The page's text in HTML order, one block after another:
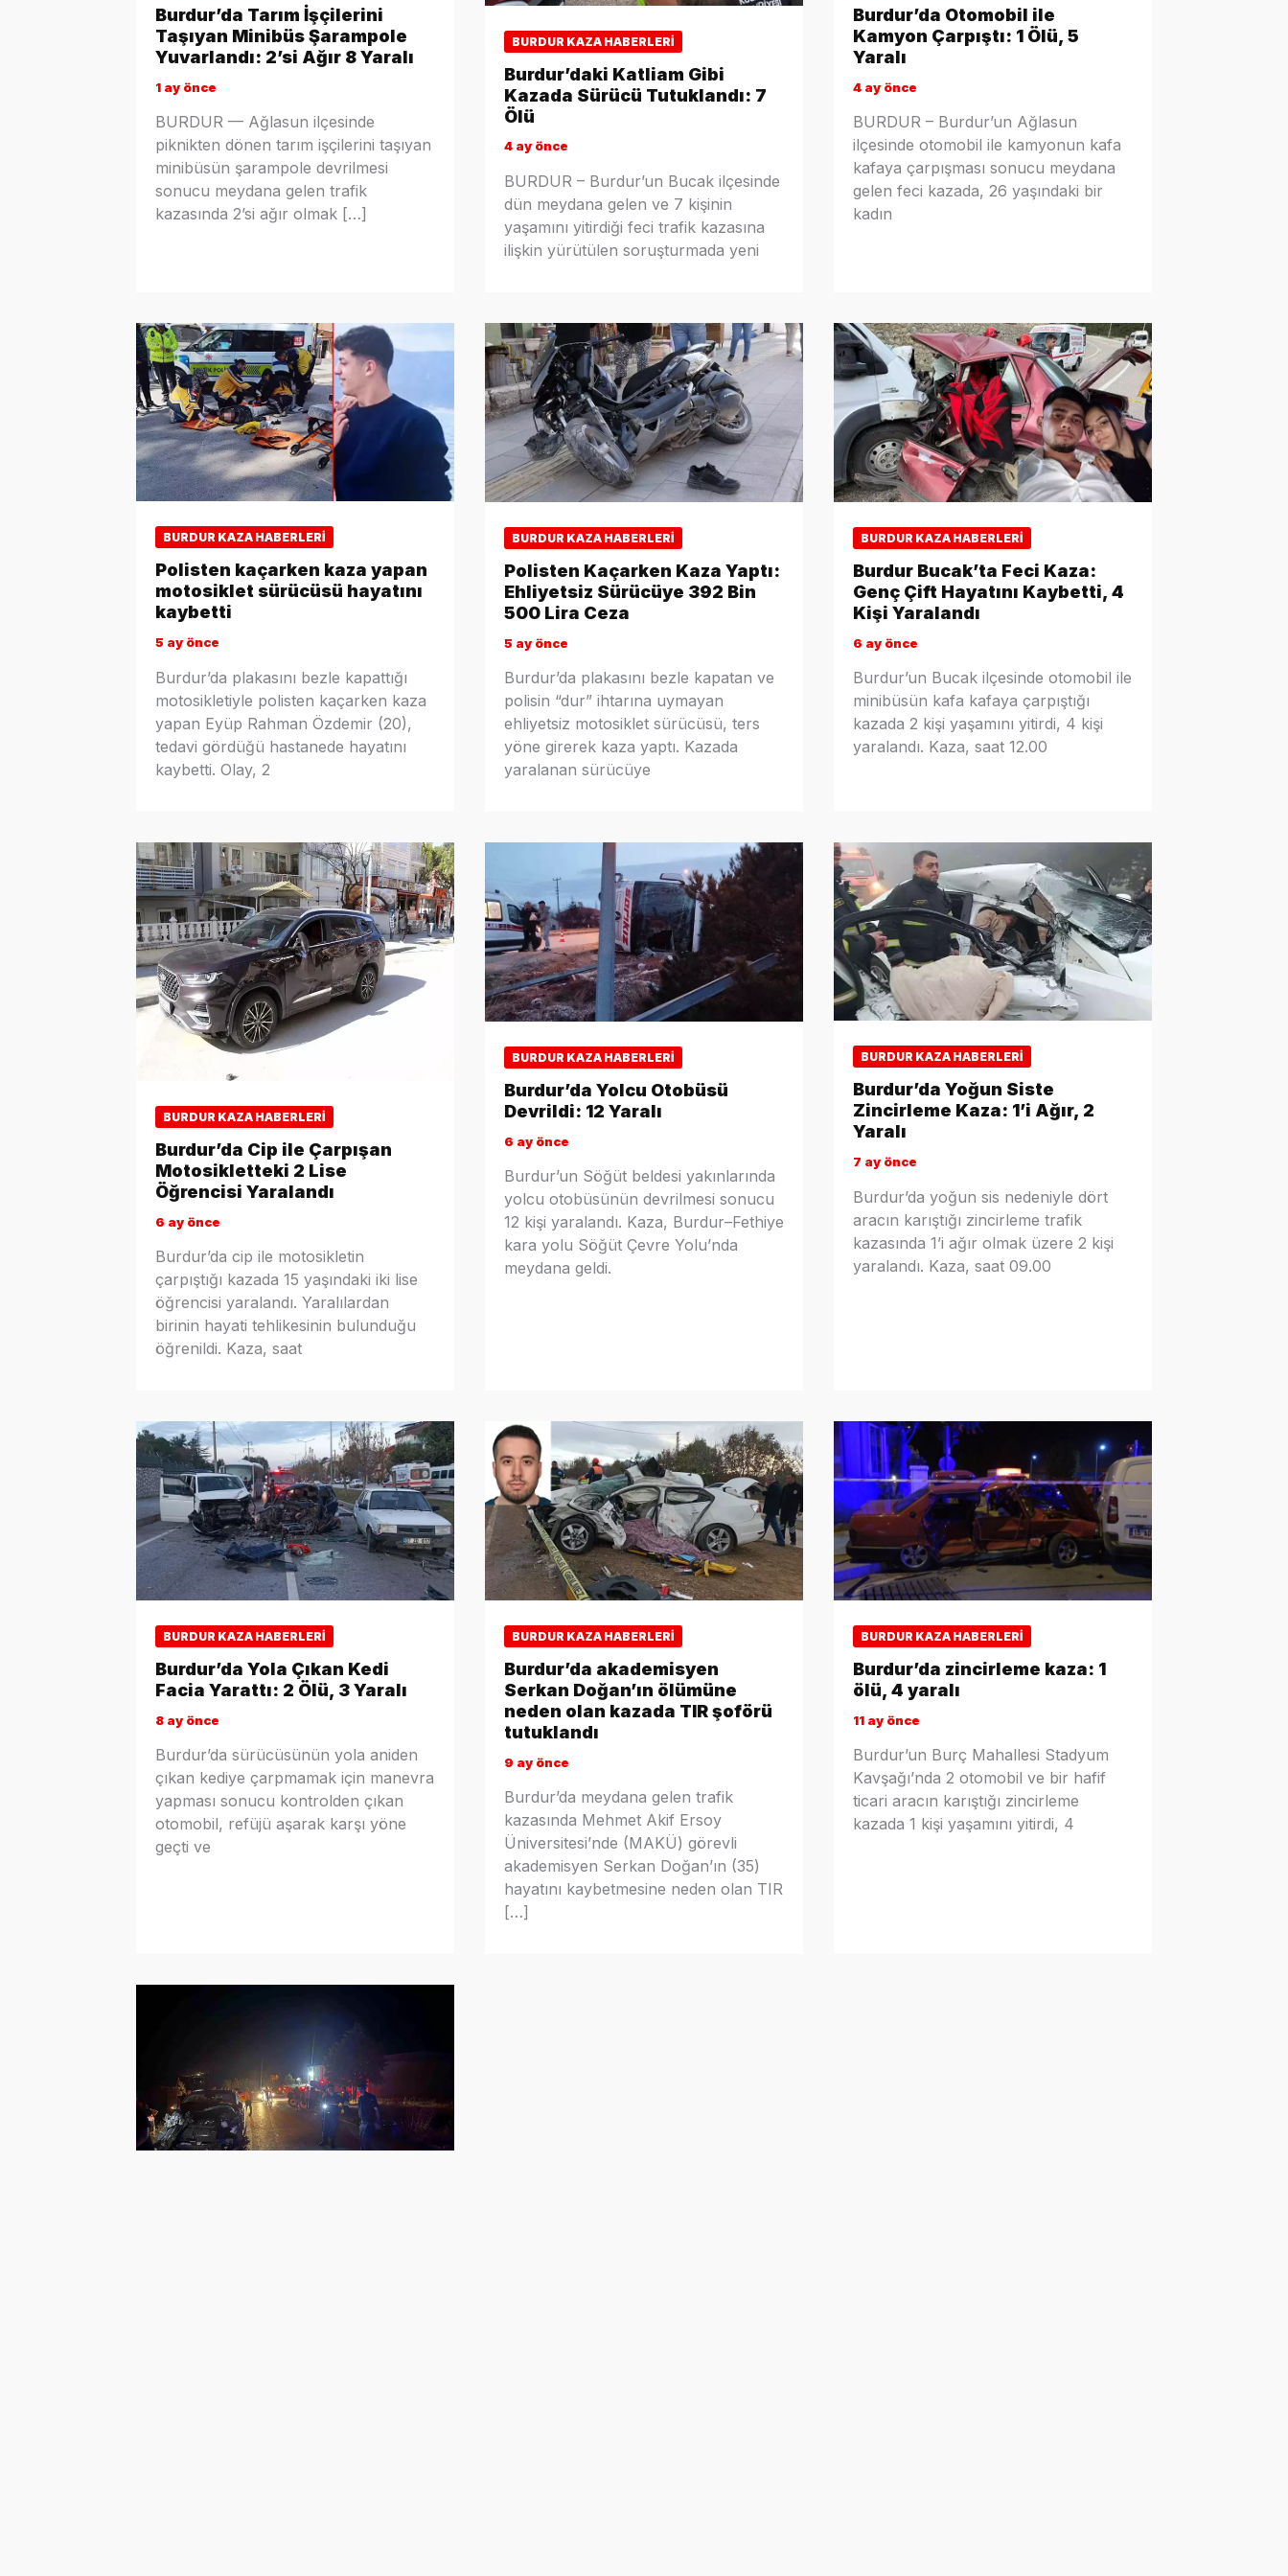
Burdur’da Tarım İşçilerini
Taşıyan Minibüs Şarampole
Yuvarlandı: 2’si Ağır 8 Yaralı
1 ay önce
BURDUR — Ağlasun ilçesinde
piknikten dönen tarım işçilerini taşıyan
minibüsün şarampole devrilmesi
sonucu meydana gelen trafik
kazasında 2’si ağır olmak […]
BURDUR KAZA HABERLERI
Burdur’daki Katliam Gibi
Kazada Sürücü Tutuklandı: 7
Ölü
4 ay önce
BURDUR – Burdur’un Bucak ilçesinde
dün meydana gelen ve 7 kişinin
yaşamını yitirdiği feci trafik kazasına
ilişkin yürütülen soruşturmada yeni
Burdur’da Otomobil ile
Kamyon Çarpıştı: 1 Ölü, 5
Yaralı
4 ay önce
BURDUR – Burdur’un Ağlasun
ilçesinde otomobil ile kamyonun kafa
kafaya çarpışması sonucu meydana
gelen feci kazada, 26 yaşındaki bir
kadın
BURDUR KAZA HABERLERI
Polisten kaçarken kaza yapan
motosiklet sürücüsü hayatını
kaybetti
5 ay önce
Burdur’da plakasını bezle kapattığı
motosikletiyle polisten kaçarken kaza
yapan Eyüp Rahman Özdemir (20),
tedavi gördüğü hastanede hayatını
kaybetti. Olay, 2
BURDUR KAZA HABERLERI
Polisten Kaçarken Kaza Yaptı:
Ehliyetsiz Sürücüye 392 Bin
500 Lira Ceza
5 ay önce
Burdur’da plakasını bezle kapatan ve
polisin “dur” ihtarına uymayan
ehliyetsiz motosiklet sürücüsü, ters
yöne girerek kaza yaptı. Kazada
yaralanan sürücüye
BURDUR KAZA HABERLERI
Burdur Bucak’ta Feci Kaza:
Genç Çift Hayatını Kaybetti, 4
Kişi Yaralandı
6 ay önce
Burdur’un Bucak ilçesinde otomobil ile
minibüsün kafa kafaya çarpıştığı
kazada 2 kişi yaşamını yitirdi, 4 kişi
yaralandı. Kaza, saat 12.00
BURDUR KAZA HABERLERI
Burdur’da Cip ile Çarpışan
Motosikletteki 2 Lise
Öğrencisi Yaralandı
6 ay önce
Burdur’da cip ile motosikletin
çarpıştığı kazada 15 yaşındaki iki lise
öğrencisi yaralandı. Yaralılardan
birinin hayati tehlikesinin bulunduğu
öğrenildi. Kaza, saat
BURDUR KAZA HABERLERI
Burdur’da Yolcu Otobüsü
Devrildi: 12 Yaralı
6 ay önce
Burdur’un Söğüt beldesi yakınlarında
yolcu otobüsünün devrilmesi sonucu
12 kişi yaralandı. Kaza, Burdur–Fethiye
kara yolu Söğüt Çevre Yolu’nda
meydana geldi.
BURDUR KAZA HABERLERI
Burdur’da Yoğun Siste
Zincirleme Kaza: 1’i Ağır, 2
Yaralı
7 ay önce
Burdur’da yoğun sis nedeniyle dört
aracın karıştığı zincirleme trafik
kazasında 1’i ağır olmak üzere 2 kişi
yaralandı. Kaza, saat 09.00
BURDUR KAZA HABERLERI
Burdur’da Yola Çıkan Kedi
Facia Yarattı: 2 Ölü, 3 Yaralı
8 ay önce
Burdur’da sürücüsünün yola aniden
çıkan kediye çarpmamak için manevra
yapması sonucu kontrolden çıkan
otomobil, refüjü aşarak karşı yöne
geçti ve
BURDUR KAZA HABERLERI
Burdur’da akademisyen
Serkan Doğan’ın ölümüne
neden olan kazada TIR şoförü
tutuklandı
9 ay önce
Burdur’da meydana gelen trafik
kazasında Mehmet Akif Ersoy
Üniversitesi’nde (MAKÜ) görevli
akademisyen Serkan Doğan’ın (35)
hayatını kaybetmesine neden olan TIR
[…]
BURDUR KAZA HABERLERI
Burdur’da zincirleme kaza: 1
ölü, 4 yaralı
11 ay önce
Burdur’un Burç Mahallesi Stadyum
Kavşağı’nda 2 otomobil ve bir hafif
ticari aracın karıştığı zincirleme
kazada 1 kişi yaşamını yitirdi, 4